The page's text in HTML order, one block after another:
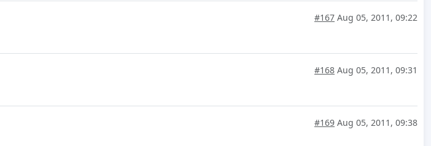
#167 Aug 05, 2011, 09:22
#168 Aug 05, 2011, 09:31
#169 Aug 05, 2011, 09:38